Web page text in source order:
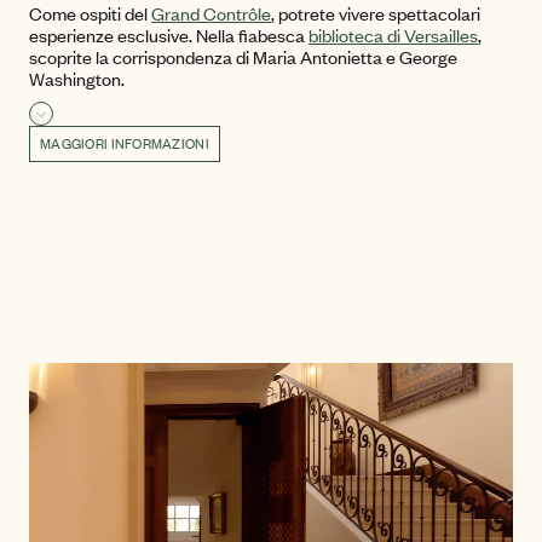
Come ospiti delGrand Contrôle, potrete vivere spettacolari
esperienze esclusive. Nella fiabesca biblioteca di Versailles,
scoprite la corrispondenza di Maria Antonietta e George
Washington.
Leggi di più
MAGGIORI INFORMAZIONI